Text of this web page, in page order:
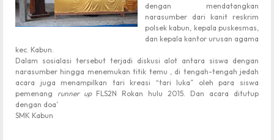
dengan mendatangkan
narasumber dari kanit reskrim
polsek kabun, kepala puskesmas,
dan kepala kantor urusan agama
kec. Kabun.
Dalam sosialasi tersebut terjadi diskusi alot antara siswa dengan
narasumber hingga menemukan titik temu , di tengah-tengah jedah
acara juga menampilkan tari kreasi “tari luka” oleh para siswa
pemenang runner up FLS2N Rokan hulu 2015. Dan acara ditutup
dengan doa’
SMK Kabun